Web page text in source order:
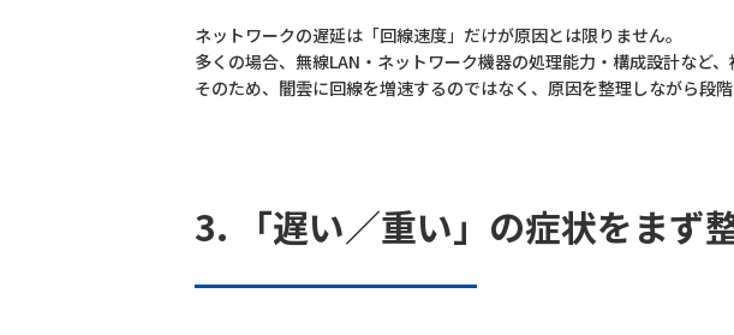
ネットワークの遅延は「回線速度」だけが原因とは限りません。
多くの場合、無線LAN・ネットワーク機器の処理能力・構成設計など、
そのため、闇雲に回線を増速するのではなく、原因を整理しながら段
3. 「遅い／重い」の症状をまず